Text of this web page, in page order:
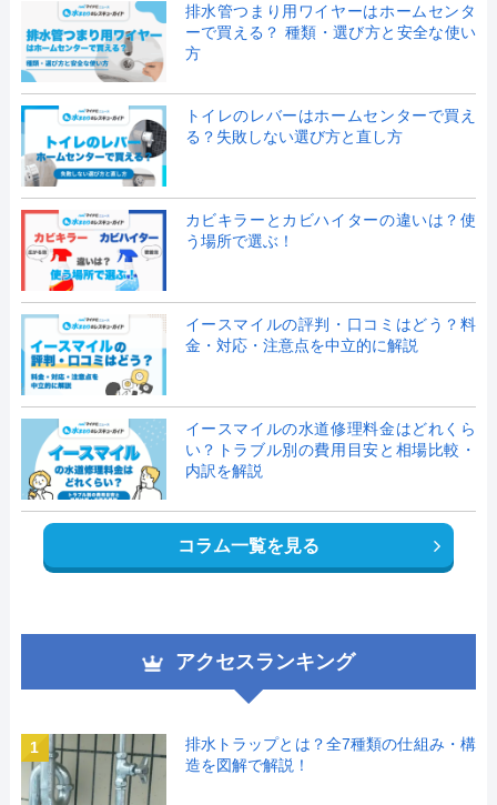
排水管つまり用ワイヤーはホームセンタ
ーで買える？ 種類・選び方と安全な使い
方
トイレのレバーはホームセンターで買え
る？失敗しない選び方と直し方
カビキラーとカビハイターの違いは？使
う場所で選ぶ！
イースマイルの評判・口コミはどう？料
金・対応・注意点を中立的に解説
イースマイルの水道修理料金はどれくら
い？トラブル別の費用目安と相場比較・
内訳を解説
コラム一覧を見る
アクセスランキング
1
排水トラップとは？全7種類の仕組み・構
造を図解で解説！